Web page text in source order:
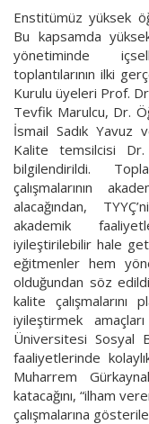
DIŞI
ERİŞİM
İLETIŞIM
Enstitümüz yüksek
Bu kapsamda
yönetiminde
toplantılarının ilki
Kurulu üyeleri Prof.
Tevfik Marulcu, Dr.
İsmail Sadık
Kalite temsilcisi
bilgilendirildi.
çalışmalarının
alacağından,
akademik
iyileştirilebilir hale
eğitmenler hem
olduğundan söz
kalite
iyileştirmek
Üniversitesi Sosyal
faaliyetlerinde
Muharrem
katacağını, “ilham
çalışmalarına